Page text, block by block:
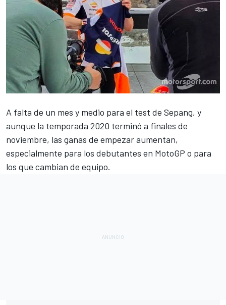
A falta de un mes y medio para el test de Sepang, y
aunque la temporada 2020 terminó a finales de
noviembre, las ganas de empezar aumentan,
especialmente para los debutantes en MotoGP o para
los que cambian de equipo.